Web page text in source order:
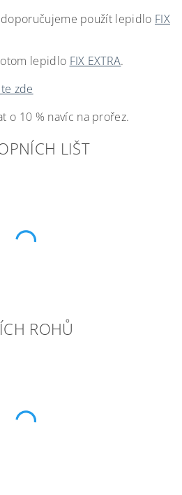
použít lepidlo FIX
lepidlo FIX EXTRA.
zde
o 10 % navíc na prořez.
LIŠT
ROHŮ